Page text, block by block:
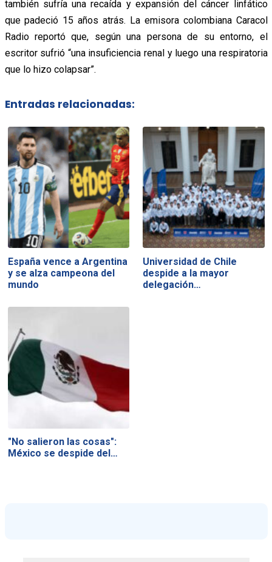
también sufría una recaída y expansión del cáncer linfático
que padeció 15 años atrás. La emisora colombiana Caracol
Radio reportó que, según una persona de su entorno, el
escritor sufrió “una insuficiencia renal y luego una respiratoria
que lo hizo colapsar”.
Entradas relacionadas:
España vence a Argentina
y se alza campeona del
mundo
Universidad de Chile
despide a la mayor
delegación…
"No salieron las cosas":
México se despide del…